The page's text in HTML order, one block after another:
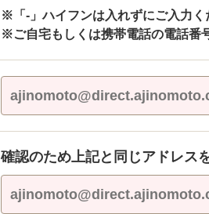
※「-」ハイフンは入れずにご入力く
※ご自宅もしくは携帯電話の電話番
確認のため上記と同じアドレス